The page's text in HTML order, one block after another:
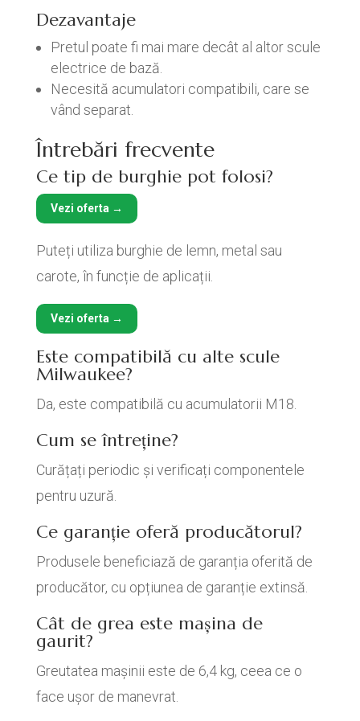
Dezavantaje
Pretul poate fi mai mare decât al altor scule
electrice de bază.
Necesită acumulatori compatibili, care se
vând separat.
Întrebări frecvente
Ce tip de burghie pot folosi?
Vezi oferta →
Puteți utiliza burghie de lemn, metal sau
carote, în funcție de aplicații.
Vezi oferta →
Este compatibilă cu alte scule
Milwaukee?
Da, este compatibilă cu acumulatorii M18.
Cum se întreține?
Curățați periodic și verificați componentele
pentru uzură.
Ce garanție oferă producătorul?
Produsele beneficiază de garanția oferită de
producător, cu opțiunea de garanție extinsă.
Cât de grea este mașina de
gaurit?
Greutatea mașinii este de 6,4 kg, ceea ce o
face ușor de manevrat.